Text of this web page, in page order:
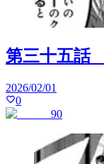
第三十五話
2026/02/01
0
90